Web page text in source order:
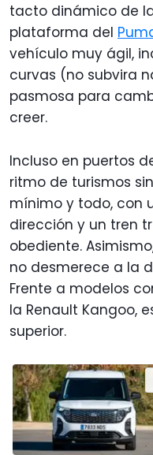
tacto dinámico de
plataforma del
vehículo muy ágil,
curvas (no subvira
pasmosa para
creer.
Incluso en puertos
ritmo de turismos
mínimo y todo, con
dirección y un tren
obediente.
no desmerece a la
Frente a modelos
la Renault Kangoo,
superior.